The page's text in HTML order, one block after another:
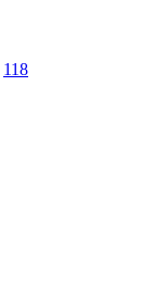
118